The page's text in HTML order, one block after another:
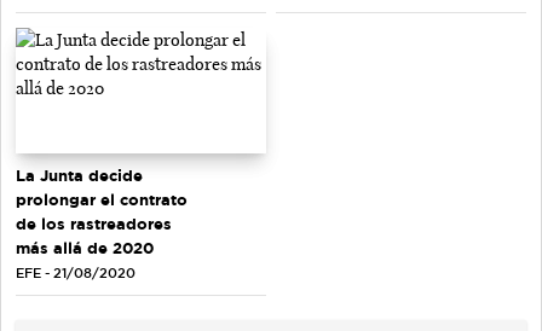
La Junta decide
prolongar el contrato
de los rastreadores
más allá de 2020
EFE - 21/08/2020